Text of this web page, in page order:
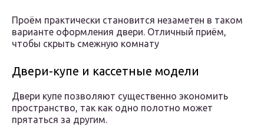
Проём практически становится незаметен в таком
варианте оформления двери. Отличный приём,
чтобы скрыть смежную комнату
Двери-купе и кассетные модели
Двери купе позволяют существенно экономить
пространство, так как одно полотно может
прятаться за другим.